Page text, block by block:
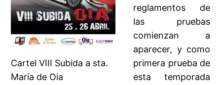
Cartel VIII Subida a sta.
María de Oia
reglamentos de
las pruebas
comienzan a
aparecer, y como
primera prueba de
esta temporada